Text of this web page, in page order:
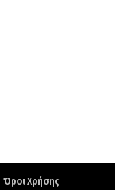
Όροι Χρήσης